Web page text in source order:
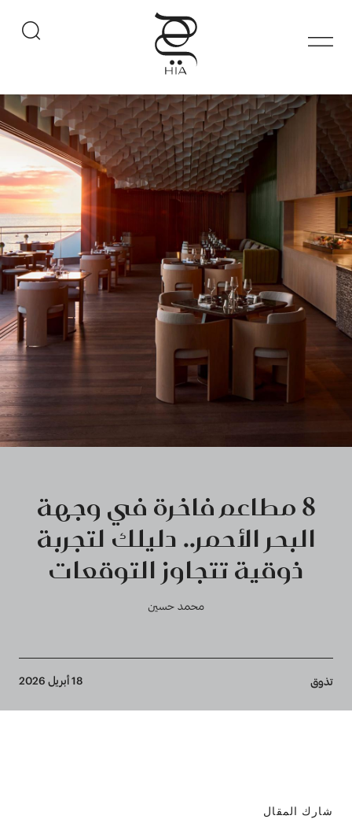
8 مطاعم فاخرة في وجهة
البحر الأحمر.. دليلك لتجربة
ذوقية تتجاوز التوقعات
محمد حسين
Breadcrumb
تذوق 18 أبريل 2026
شارك المقال